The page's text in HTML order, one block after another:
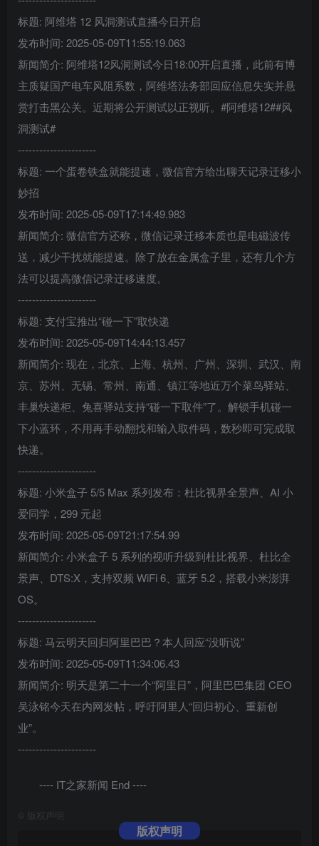
标题: 阿维塔 12 风洞测试直播今日开启
发布时间: 2025-05-09T11:55:19.063
新闻简介: 阿维塔12风洞测试今日18:00开启直播，此前有博
主质疑国产电车风阻系数，阿维塔法务部回应信息失实并悬
赏打击黑公关。近期将公开测试以正视听。#阿维塔12##风
洞测试#
----------------------
标题: 一个蛋卷铁盒就能提速，微信官方给出聊天记录迁移小
妙招
发布时间: 2025-05-09T17:14:49.983
新闻简介: 微信官方还称，微信记录迁移本质也是电磁波传
送，减少干扰就能提速。除了放在金属盒子里，还有几个方
法可以提高微信记录迁移速度。
----------------------
标题: 支付宝推出“碰一下”取快递
发布时间: 2025-05-09T14:44:13.457
新闻简介: 现在，北京、上海、杭州、广州、深圳、武汉、南
京、苏州、无锡、常州、南通、镇江等地近万个菜鸟驿站、
丰巢快递柜、兔喜驿站支持“碰一下取件”了。解锁手机碰一
下小蓝环，不用再手动翻找和输入取件码，数秒即可完成取
快递。
----------------------
标题: 小米盒子 5/5 Max 系列发布：杜比视界全景声、AI 小
爱同学，299 元起
发布时间: 2025-05-09T21:17:54.99
新闻简介: 小米盒子 5 系列的视听升级到杜比视界、杜比全
景声、DTS:X，支持双频 WiFi 6、蓝牙 5.2，搭载小米澎湃
OS。
----------------------
标题: 马云明天回归阿里巴巴？本人回应“没听说”
发布时间: 2025-05-09T11:34:06.43
新闻简介: 明天是第二十一个“阿里日”，阿里巴巴集团 CEO
吴泳铭今天在内网发帖，呼吁阿里人“回归初心、重新创
业”。
----------------------
---- IT之家新闻 End ----
版权声明
版权声明